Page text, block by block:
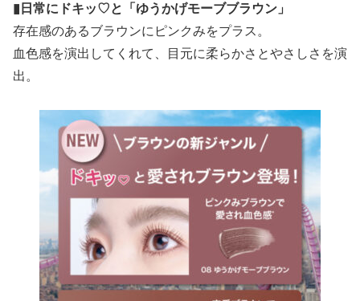
▮日常にドキッ♡と「ゆうかげモーブブラウン」
存在感のあるブラウンにピンクみをプラス。
血色感を演出してくれて、目元に柔らかさとやさしさを演
出。